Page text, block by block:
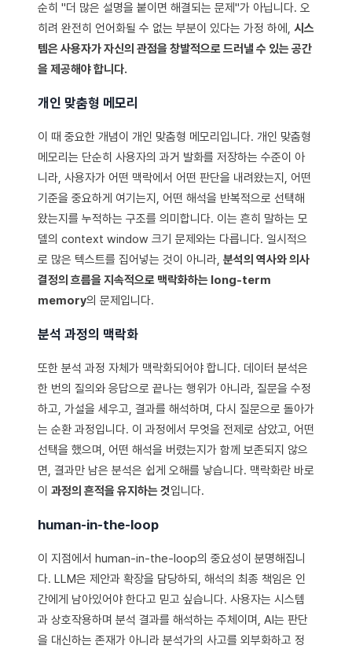
순히 "더 많은 설명을 붙이면 해결되는 문제"가 아닙니다. 오
히려 완전히 언어화될 수 없는 부분이 있다는 가정 하에, 시스
템은 사용자가 자신의 관점을 창발적으로 드러낼 수 있는 공간
을 제공해야 합니다.
개인 맞춤형 메모리
이 때 중요한 개념이 개인 맞춤형 메모리입니다. 개인 맞춤형
메모리는 단순히 사용자의 과거 발화를 저장하는 수준이 아
니라, 사용자가 어떤 맥락에서 어떤 판단을 내려왔는지, 어떤
기준을 중요하게 여기는지, 어떤 해석을 반복적으로 선택해
왔는지를 누적하는 구조를 의미합니다. 이는 흔히 말하는 모
델의 context window 크기 문제와는 다릅니다. 일시적으
로 많은 텍스트를 집어넣는 것이 아니라, 분석의 역사와 의사
결정의 흐름을 지속적으로 맥락화하는 long-term
memory의 문제입니다.
분석 과정의 맥락화
또한 분석 과정 자체가 맥락화되어야 합니다. 데이터 분석은
한 번의 질의와 응답으로 끝나는 행위가 아니라, 질문을 수정
하고, 가설을 세우고, 결과를 해석하며, 다시 질문으로 돌아가
는 순환 과정입니다. 이 과정에서 무엇을 전제로 삼았고, 어떤
선택을 했으며, 어떤 해석을 버렸는지가 함께 보존되지 않으
면, 결과만 남은 분석은 쉽게 오해를 낳습니다. 맥락화란 바로
이 과정의 흔적을 유지하는 것입니다.
human-in-the-loop
이 지점에서 human-in-the-loop의 중요성이 분명해집니
다. LLM은 제안과 확장을 담당하되, 해석의 최종 책임은 인
간에게 남아있어야 한다고 믿고 싶습니다. 사용자는 시스템
과 상호작용하며 분석 결과를 해석하는 주체이며, AI는 판단
을 대신하는 존재가 아니라 분석가의 사고를 외부화하고 정